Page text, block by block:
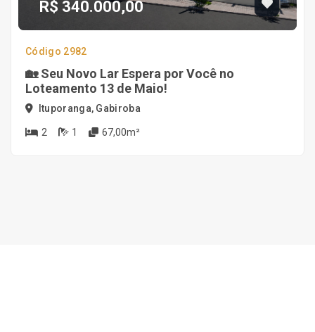
R$ 340.000,00
Código 2982
🏡 Seu Novo Lar Espera por Você no
Loteamento 13 de Maio!
Ituporanga, Gabiroba
2 1 67,00m²